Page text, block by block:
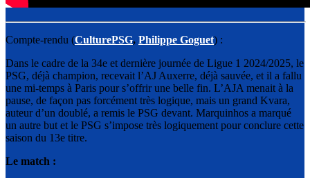
Compte-rendu (CulturePSG, Philippe Goguet) :
Dans le cadre de la 34e et dernière journée de Ligue 1 2024/2025, le
PSG, déjà champion, recevait l’AJ Auxerre, déjà sauvée, et il a fallu
une mi-temps à Paris pour s’offrir une belle fin. L’AJA menait à la
pause, de façon pas forcément très logique, mais un grand Kvara,
auteur d’un doublé, a remis le PSG devant. Marquinhos a marqué
un autre but et le PSG s’impose très logiquement pour conclure cette
saison du 13e titre.
Le match :